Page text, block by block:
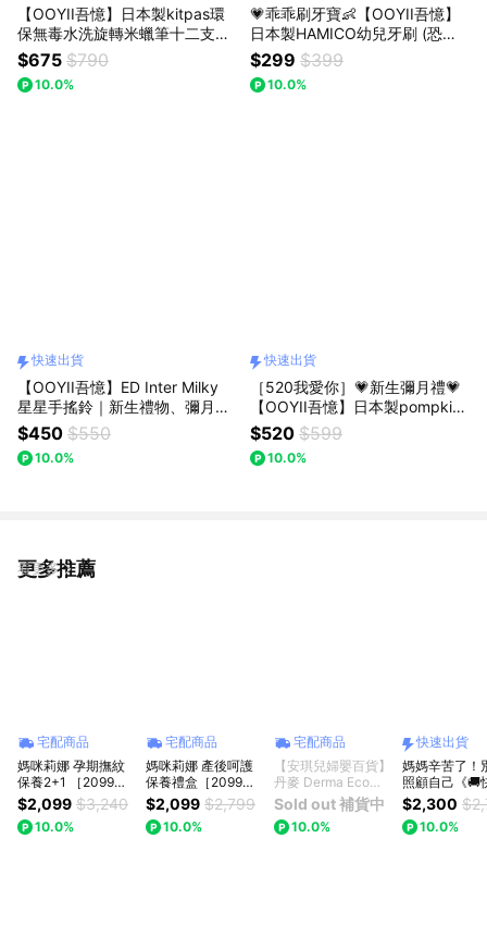
【OOYII吾憶】日本製kitpas環
保無毒水洗旋轉米蠟筆十二支組
｜週歲禮、生日禮物、聖誕禮
物、兒童節禮物｜【快速出貨】
$675 $790
10.0%
💗乖乖刷牙寶👶【OOYII吾憶】
日本製HAMICO幼兒牙刷 (恐龍/
飛機/森林朋友/貓咪獨角獸)｜幼
稚園禮物、入園禮、生日禮物｜
【快速出貨】
$299 $399
10.0%
快速出貨
【OOYII吾憶】ED Inter Milky
星星手搖鈴｜新生禮物、彌月禮
物、生日禮物、聖誕禮物｜【快
速出貨】
$450 $550
10.0%
快速出貨
［520我愛你］💗新生彌月禮💗
【OOYII吾憶】日本製pompkins
日本有機棉安撫球搖鈴-彩色原棉
｜新生禮、彌月禮、懷孕禮｜
【快速出貨】
$520 $599
10.0%
更多推薦
看更多
宅配商品
媽咪莉娜 孕期撫紋
保養2+1 ［2099愛
你久久］(無痕美體
霜150ml+彈力潤膚
油100ml+乳尖修護
$2,099 $3,240
10.0%
宅配商品
媽咪莉娜 產後呵護
保養禮盒［2099愛
你久久］(美肌緊緻
乳150ml+彈力潤膚
油100ml+乳尖修護
$2,099 $2,799
10.0%
宅配商品
【安琪兒婦嬰百貨】
丹麥 Derma Eco大
地有機蘆薈舒敏保濕
乳 400ml
Sold out 補貨中
10.0%
快速出貨
媽媽辛苦了！
照顧自己《🚚
貨》【
恬廊】產後撫
哺乳組 產後媽
$2,300
10.0%